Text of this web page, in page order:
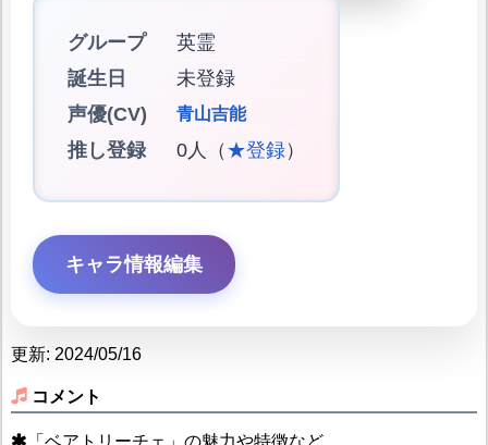
グループ
英霊
誕生日
未登録
声優(CV)
青山吉能
推し登録 0人（ ★登録）
キャラ情報編集
更新: 2024/05/16
コメント